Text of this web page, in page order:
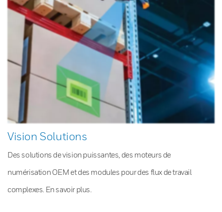
Vision Solutions
Des solutions de vision puissantes, des moteurs de
numérisation OEM et des modules pour des flux de travail
complexes. En savoir plus.